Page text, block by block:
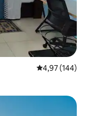
Средна
4,97 (144)